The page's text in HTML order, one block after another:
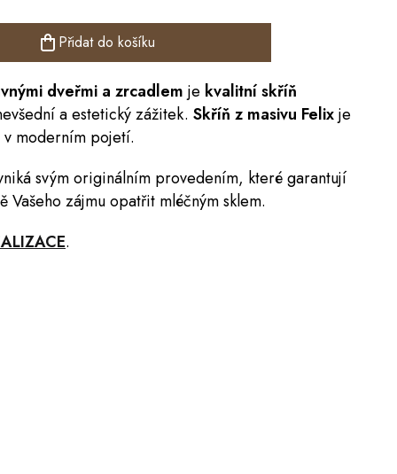
Přidat do košíku
dveřmi a zrcadlem je kvalitní skříň
a estetický zážitek. Skříň z masivu Felixje
moderním pojetí.
svým originálním provedením, které garantují
zájmu opatřit mléčným sklem.
.